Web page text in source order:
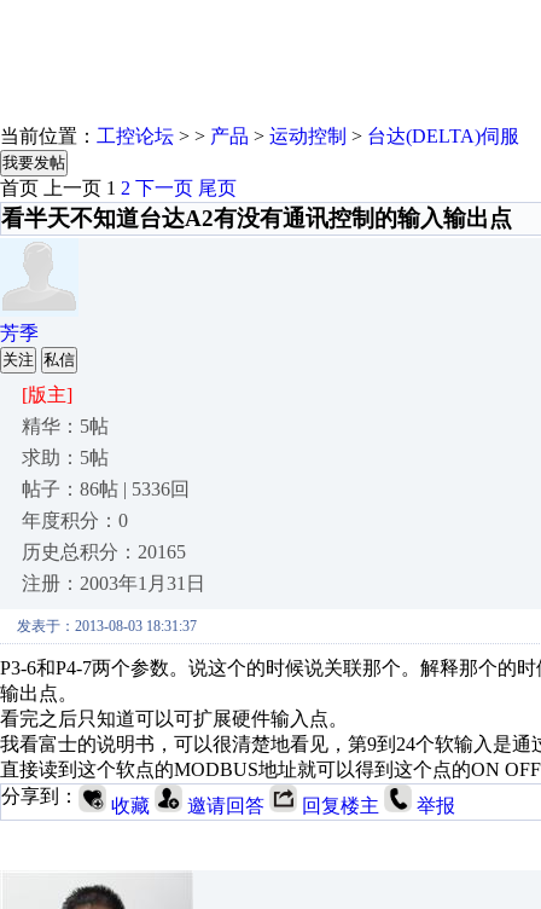
当前位置： 工控论坛 > > 产品 > 运动控制 > 台达(DELTA)伺服
我要发帖
首页 上一页 1 2 下一页 尾页
看半天不知道台达A2有没有通讯控制的输入输出点
芳季
关注 私信
[版主]
精华：5帖
求助：5帖
帖子：86帖 | 5336回
年度积分：0
历史总积分：20165
注册：2003年1月31日
发表于：2013-08-03 18:31:37
P3-6和P4-7两个参数。说这个的时候说关联那个。解释那个的
输出点。
看完之后只知道可以可扩展硬件输入点。
我看富士的说明书，可以很清楚地看见，第9到24个软输入是
直接读到这个软点的MODBUS地址就可以得到这个点的ON
分享到：
收藏 邀请回答 回复楼主 举报